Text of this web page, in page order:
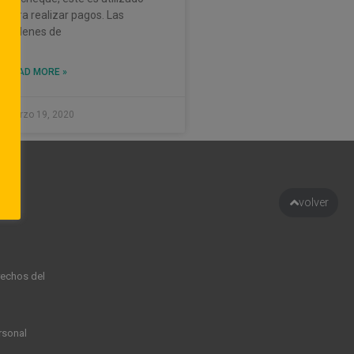
para realizar pagos. Las
órdenes de
READ MORE »
marzo 19, 2020
del
volver